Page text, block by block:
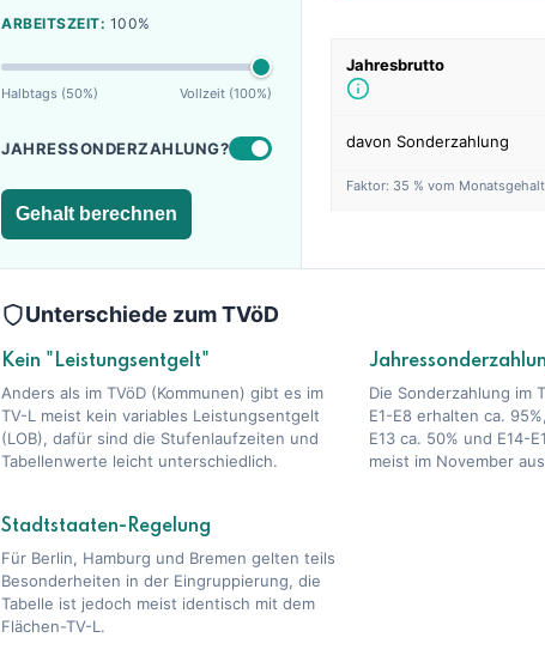
ARBEITSZEIT: 100%
Halbtags (50%) Vollzeit (100%)
JAHRESSONDERZAHLUNG?
Gehalt berechnen
Jahresbrutto
davon Sonderzahlung
Faktor: 35 % vom Monatsgehalt
Unterschiede zum TVöD
Kein "Leistungsentgelt"
Anders als im TVöD (Kommunen) gibt es im
TV-L meist kein variables Leistungsentgelt
(LOB), dafür sind die Stufenlaufzeiten und
Tabellenwerte leicht unterschiedlich.
Die Sonderzahlung im
E1-E8 erhalten ca.
E13 ca. 50% und E14-
meist im November
Stadtstaaten-Regelung
Für Berlin, Hamburg und Bremen gelten teils
Besonderheiten in der Eingruppierung, die
Tabelle ist jedoch meist identisch mit dem
Flächen-TV-L.